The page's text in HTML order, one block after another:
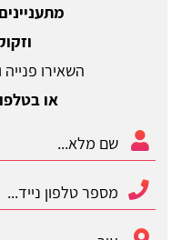
השאירו
או